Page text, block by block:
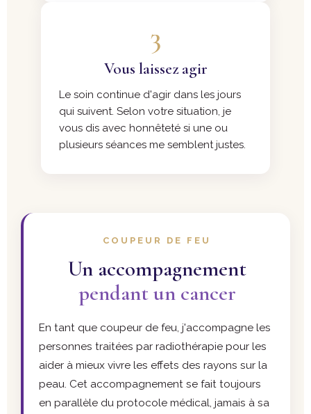
3
Vous laissez agir
Le soin continue d'agir dans les jours
qui suivent. Selon votre situation, je
vous dis avec honnêteté si une ou
plusieurs séances me semblent justes.
COUPEUR DE FEU
Un accompagnement
pendant un cancer
En tant que coupeur de feu, j'accompagne les
personnes traitées par radiothérapie pour les
aider à mieux vivre les effets des rayons sur la
peau. Cet accompagnement se fait toujours
en parallèle du protocole médical, jamais à sa